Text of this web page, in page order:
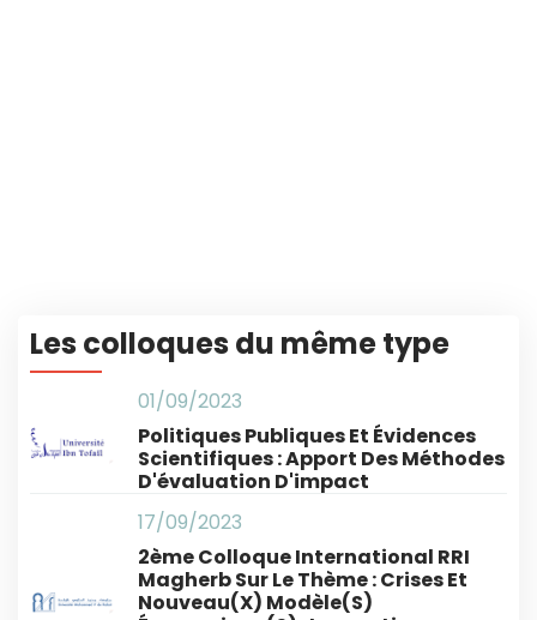
Les colloques du même type
01/09/2023
Politiques Publiques Et Évidences
Scientifiques : Apport Des Méthodes
D'évaluation D'impact
17/09/2023
2ème Colloque International RRI
Magherb Sur Le Thème : Crises Et
Nouveau(x) Modèle(s)